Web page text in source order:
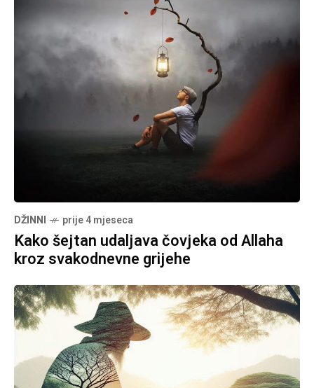
DŽINNI prije 4 mjeseca
Kako šejtan udaljava čovjeka od Allaha
kroz svakodnevne grijehe